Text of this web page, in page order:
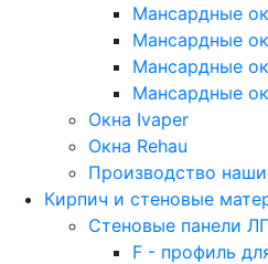
Мансардные
Мансардные
Мансардные
Мансардные
Окна Ivaper
Окна Rehau
Производство
Кирпич и стеновые
Стеновые панели
F - профиль